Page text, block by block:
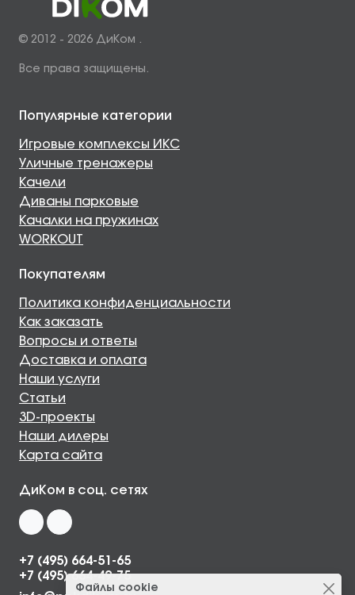
© 2012 - 2026 ДиКом .
Все права защищены.
Файлы cookie
Популярные категории
Игровые комплексы ИКС
Уличные тренажеры
Качели
Диваны парковые
Качалки на пружинах
WORKOUT
Покупателям
Политика конфиденциальности
Как заказать
Вопросы и ответы
Доставка и оплата
Наши услуги
Статьи
3D-проекты
Наши дилеры
Карта сайта
ДиКом в соц. сетях
+7 (495) 664-51-65
+7 (495) 664-49-75